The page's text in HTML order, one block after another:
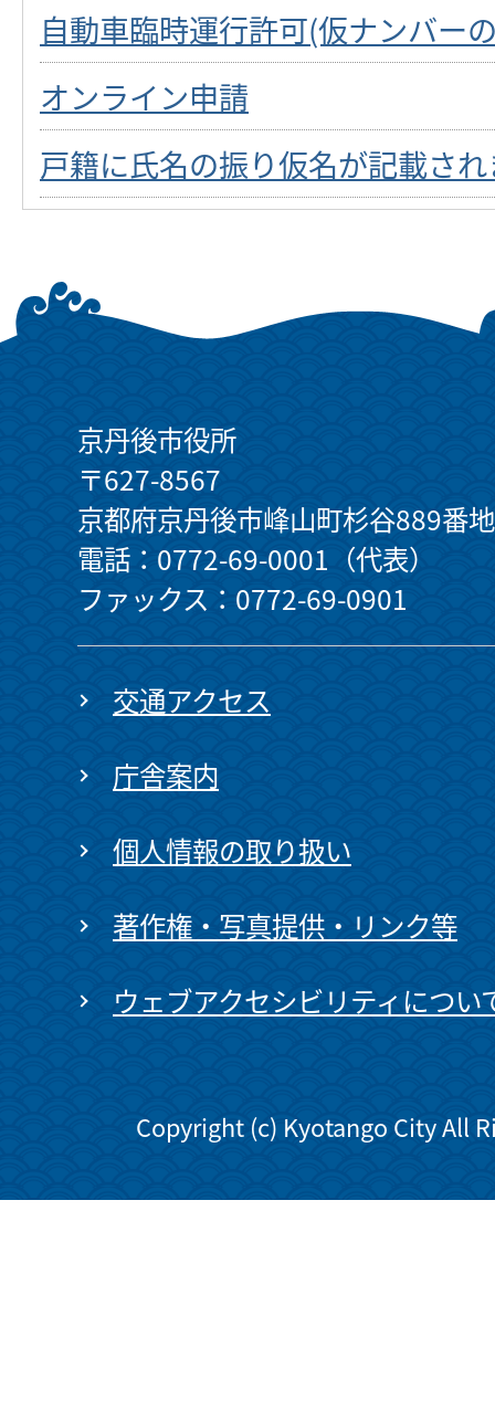
自動車臨時運行許可(仮ナンバー
オンライン申請
戸籍に氏名の振り仮名が記載さ
京丹後市役所
〒627-8567
京都府京丹後市峰山町杉谷889番地
電話：0772-69-0001（代表）
ファックス：0772-69-0901
交通アクセス
庁舎案内
個人情報の取り扱い
著作権・写真提供・リンク等
ウェブアクセシビリティについ
Copyright (c) Kyotango City All